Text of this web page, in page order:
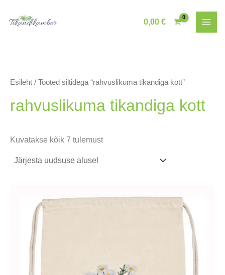
0,00€
Esileht / Tooted siltidega “rahvuslikuma tikandiga kott”
rahvuslikuma tikandiga kott
Kuvatakse kõik 7 tulemustSorditud